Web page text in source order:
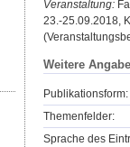
Veranstaltung:
23.-25.09.2018,
Weitere
Publikationsform:
Themenfelder:
Sprache des